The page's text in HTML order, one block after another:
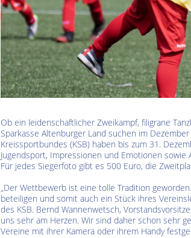
Ob ein leidenschaftlicher Zweikampf, filigrane
Sparkasse Altenburger Land suchen im
Kreissportbundes (KSB) haben bis zum 31.
Jugendsport, Impressionen und Emotionen
Für jedes Siegerfoto gibt es 500 Euro, die
„Der Wettbewerb ist eine tolle Tradition
beteiligen und somit auch ein Stück ihres
des KSB. Bernd Wannenwetsch,
uns sehr am Herzen. Wir sind daher schon sehr
Vereine mit ihrer Kamera oder ihrem Handy